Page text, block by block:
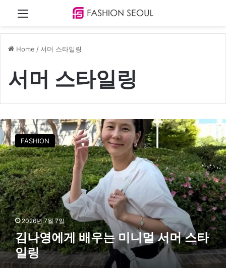
Home / 서머 스타일링
서머 스타일링
김
나
영
에
게
배
우
는
미
니
멀
서
머
스
FASHION
2026년 7월 7일
김나영에게 배우는 미니멀 서머 스타
일링